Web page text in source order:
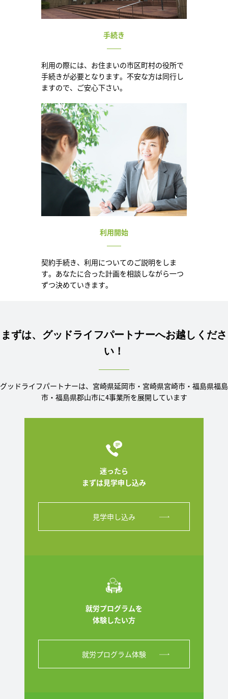
手続き
利用の際には、お住まいの市区町村の役所で
手続きが必要となります。不安な方は同行し
ますので、ご安心下さい。
利用開始
契約手続き、利用についてのご説明をしま
す。あなたに合った計画を相談しながら一つ
ずつ決めていきます。
まずは、グッドライフパートナーへお越しくださ
い！
グッドライフパートナーは、宮崎県延岡市・宮崎県宮崎市・福島県福島
市・福島県郡山市に4事業所を展開しています
迷ったら
まずは見学申し込み
見学申し込み
就労プログラムを
体験したい方
就労プログラム体験